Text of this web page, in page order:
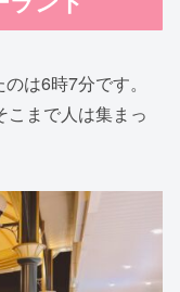
は6時7分です。
こまで人は集まっ